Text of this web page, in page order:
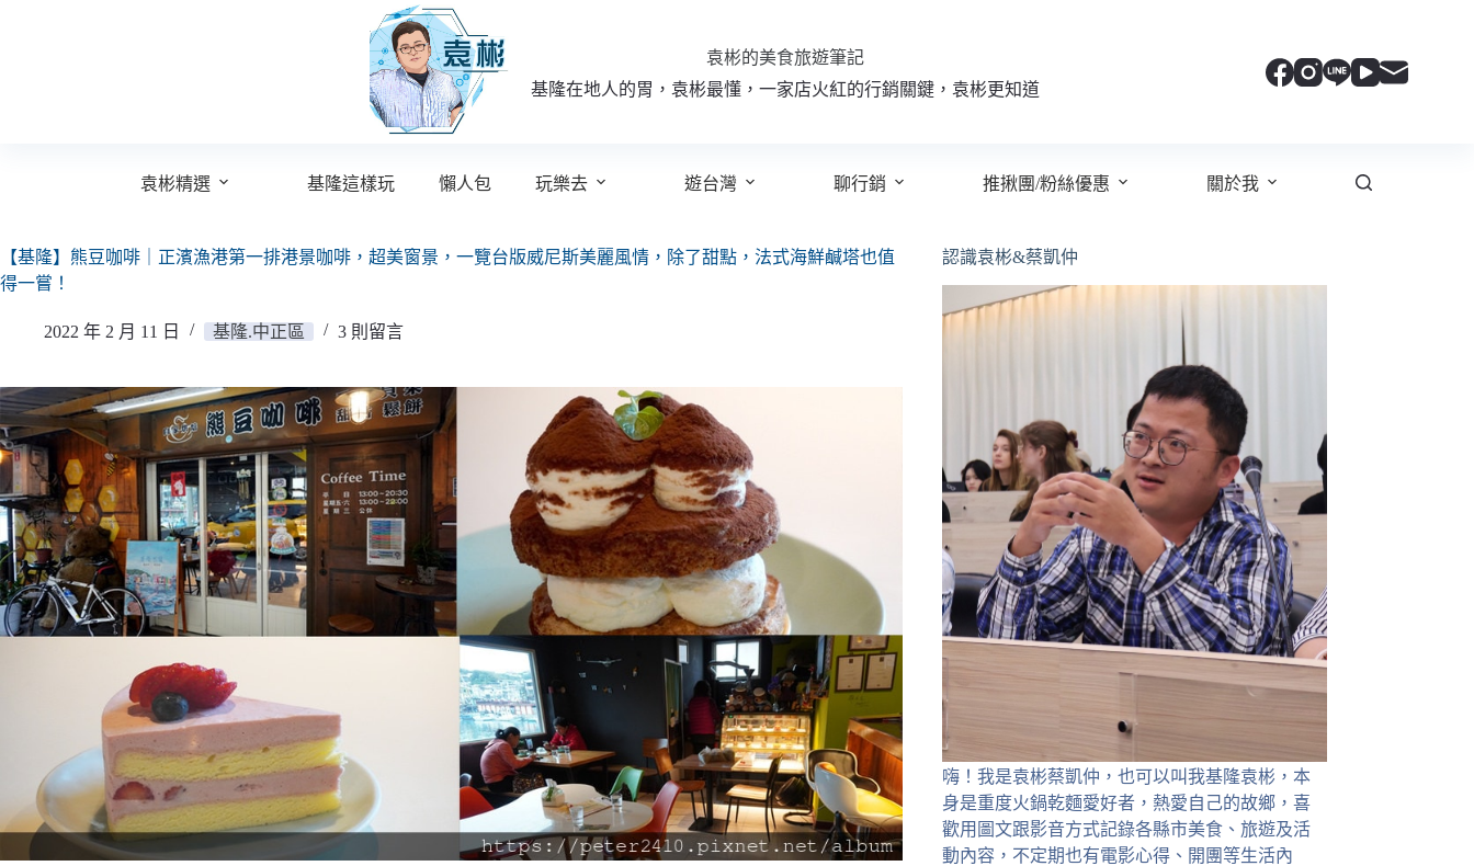
袁彬的美食旅遊筆記
基隆在地人的胃，袁彬最懂，一家店火紅的行銷關鍵，袁彬更知道
袁彬精選 基隆這樣玩 懶人包 玩樂去 遊台灣 聊行銷 推揪團/粉絲優惠 關於我
【基隆】熊豆咖啡｜正濱漁港第一排港景咖啡，超美窗景，一覽台版威尼斯美麗風情，除了甜點，法式海鮮鹹塔也值
得一嘗！
2022 年 2 月 11 日 基隆.中正區 3 則留言
認識袁彬&蔡凱仲
嗨！我是袁彬蔡凱仲，也可以叫我基隆袁彬，本
身是重度火鍋乾麵愛好者，熱愛自己的故鄉，喜
歡用圖文跟影音方式記錄各縣市美食、旅遊及活
動內容，不定期也有電影心得、開團等生活內